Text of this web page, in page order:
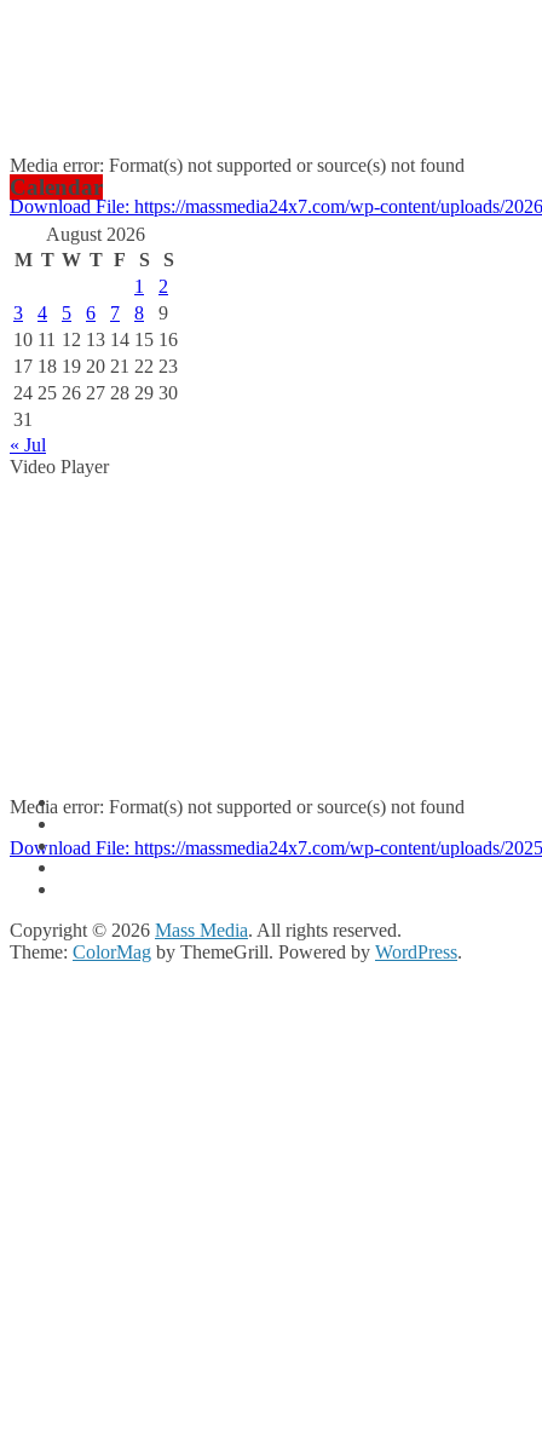
Media error: Format(s) not supported or source(s) not found
Download File: https://massmedia24x7.com/wp-content/uploads/
00:00
Calendar
August 2026
M T W T F S
S
1
2
3
4 5 6 7 8
9
10 11 12 13 14 15 16
17 18 19 20 21 22 23
24 25 26 27 28 29 30
31
« Jul
Video Player
Media error: Format(s) not supported or source(s) not found
Download File: https://massmedia24x7.com/wp-content/uploads/
Copyright © 2026 Mass Media. All rights reserved.
Theme: ColorMag by ThemeGrill. Powered by WordPress.